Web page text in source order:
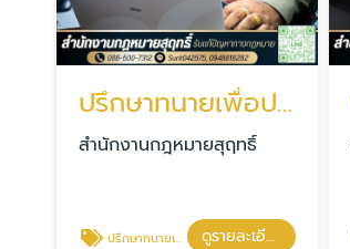
ปรึกษาทนายเพื่อประชาชน
สำนักงานกฎหมายสุฤทธิ์
ปรึกษาทนายเพื่อประชาชน ดูรายละเอียด